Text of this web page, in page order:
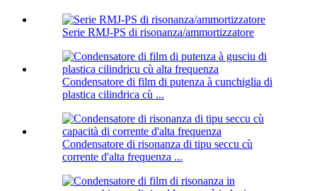
Serie RMJ-PS di risonanza/ammortizzatore
Condensatore di film di putenza à cunchiglia di
plastica cilindrica cù ...
Condensatore di risonanza di tipu seccu cù
corrente d'alta frequenza ...